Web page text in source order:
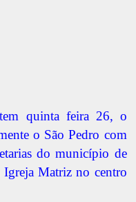
quinta feira 26, o
o São Pedro com
do município de
Matriz no centro